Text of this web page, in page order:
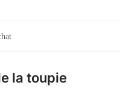
la toupie